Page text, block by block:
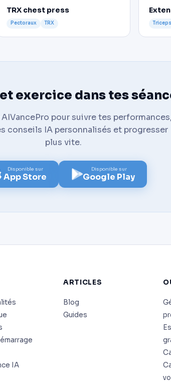
TRX chest press
Pectoraux TRX Triceps
exercice dans tes
pour suivre tes
conseils IA personnalisés et progresser
plus vite.
Disponible sur
App Store
Disponible sur
Google Play
IA
ARTICLES
Blog
Guides